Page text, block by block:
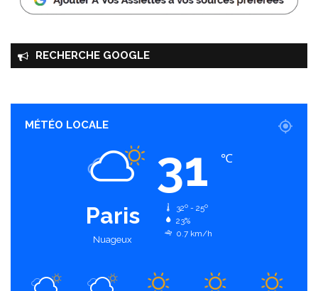
RECHERCHE GOOGLE
MÉTÉO LOCALE
Paris
Nuageux
31 ℃
32º - 25º
23%
0.7 km/h